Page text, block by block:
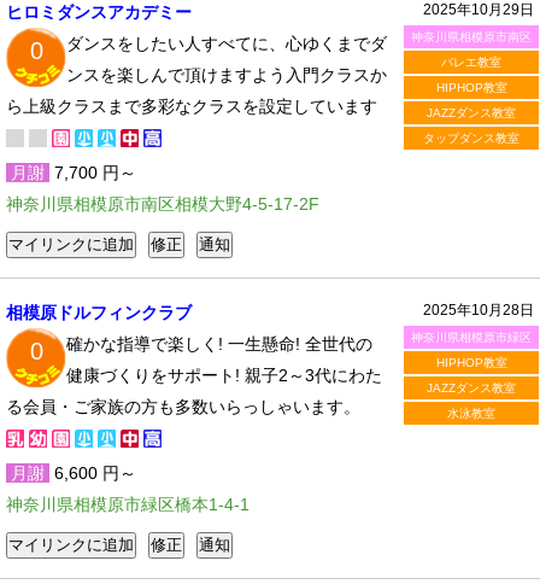
2025年10月29日
神奈川県相模原市南区
バレエ教室
HIPHOP教室
JAZZダンス教室
タップダンス教室
ヒロミダンスアカデミー
0
ダンスをしたい人すべてに、心ゆくまでダ
ンスを楽しんで頂けますよう入門クラスか
ら上級クラスまで多彩なクラスを設定しています
月謝 7,700 円～
神奈川県相模原市南区相模大野4-5-17-2F
2025年10月28日
神奈川県相模原市緑区
HIPHOP教室
JAZZダンス教室
水泳教室
相模原ドルフィンクラブ
0
確かな指導で楽しく! 一生懸命! 全世代の
健康づくりをサポート! 親子2～3代にわた
る会員・ご家族の方も多数いらっしゃいます。
月謝 6,600 円～
神奈川県相模原市緑区橋本1-4-1